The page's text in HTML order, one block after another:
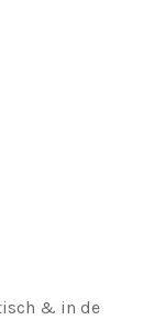
& in de